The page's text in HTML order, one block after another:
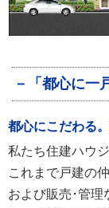
－「都心に一
都心にこだわる
私たち住建ハウ
これまで戸建の
および販売･管理